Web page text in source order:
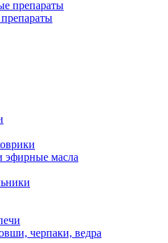
эфирные масла
черпаки, ведра